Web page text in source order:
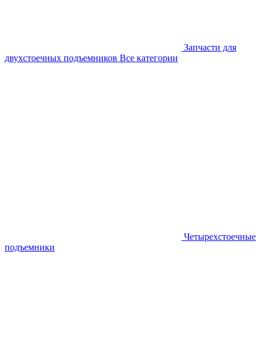
Запчасти для
двухстоечных подъемников Все категории
Четырехстоечные
подъемники